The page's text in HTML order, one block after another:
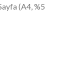
(A4, %5